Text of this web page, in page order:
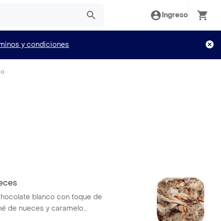
Ingreso
y condiciones
blanco con toque de
de nueces y caramelo